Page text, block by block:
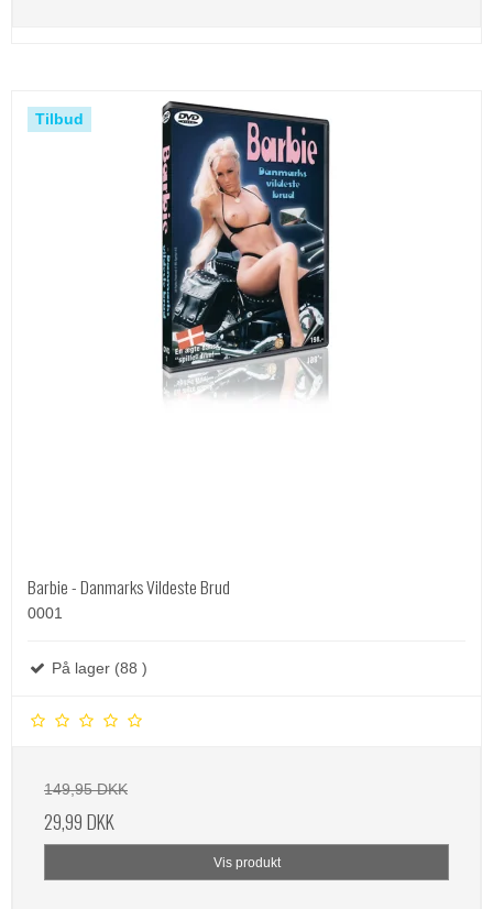
Tilbud
Barbie - Danmarks Vildeste Brud
0001
På lager (88 )
149,95 DKK
29,99 DKK
Vis produkt